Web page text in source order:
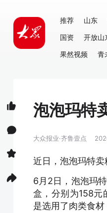
推荐 山东
国资
开放山
果然视频
青
泡泡玛特
大众报业·齐鲁壹点
近日，泡泡玛特
6月2日，泡泡玛
盒，分别为158元
是选用了肉类食